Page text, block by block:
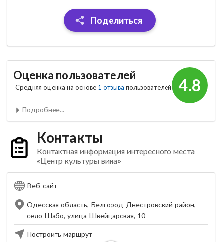
Поделиться
4.8
Оценка пользователей
Средняя оценка на основе 1 отзыва пользователей
Подробнее...
Контакты
Контактная информация интересного места
«Центр культуры вина»
Веб-сайт
Одесская область, Белгород-Днестровский район,
село Шабо, улица Швейцарская, 10
Построить маршрут